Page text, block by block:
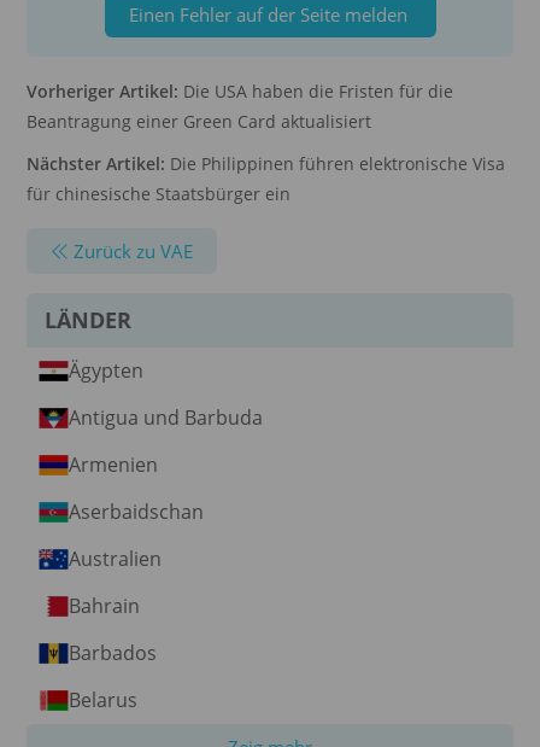
Einen Fehler auf der Seite melden
Vorheriger Artikel: Die USA haben die Fristen für die
Beantragung einer Green Card aktualisiert
Nächster Artikel: Die Philippinen führen elektronische Visa
für chinesische Staatsbürger ein
Zurück zu VAE
LÄNDER
Ägypten
Antigua und Barbuda
Armenien
Aserbaidschan
Australien
Bahrain
Barbados
Belarus